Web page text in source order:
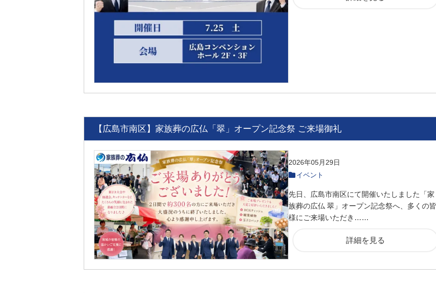
【広島市南区】家族葬の広仏「翠」オープン記念祭 ご来場御礼
2026年05月29日
イベント
先日、広島市南区にて開催いたしました「家
族葬の広仏 翠」オープン記念祭へ、多くの皆
様にご来場いただき……
詳細を見る